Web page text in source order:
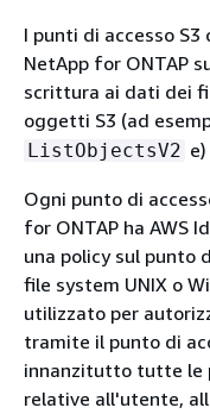
I punti di accesso S3
NetApp for ONTAP
scrittura ai dati dei
oggetti S3 (ad
ListObjectsV2
Ogni punto di
for ONTAP ha AWS
una policy sul punto
file system UNIX o
utilizzato per
tramite il punto di
innanzitutto tutte le
relative all'utente,